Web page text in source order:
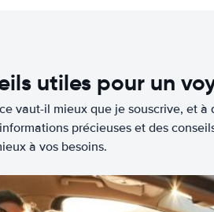
utiles pour un
vaut-il mieux que je souscrive, et
précieuses et des
à vos besoins.